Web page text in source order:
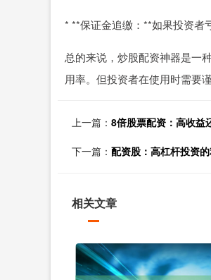
* **保证金追缴：**如果投资者
总的来说，炒股配资神器是一
用率。但投资者在使用时需要
上一篇： 8倍股票配资：高收益
下一篇： 配资股：高杠杆投资
相关文章